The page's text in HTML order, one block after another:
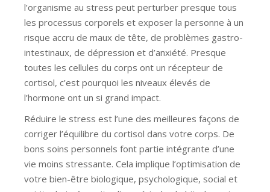
l’organisme au stress peut perturber presque tous
les processus corporels et exposer la personne à un
risque accru de maux de tête, de problèmes gastro-
intestinaux, de dépression et d’anxiété. Presque
toutes les cellules du corps ont un récepteur de
cortisol, c’est pourquoi les niveaux élevés de
l’hormone ont un si grand impact.
Réduire le stress est l’une des meilleures façons de
corriger l’équilibre du cortisol dans votre corps. De
bons soins personnels font partie intégrante d’une
vie moins stressante. Cela implique l’optimisation de
votre bien-être biologique, psychologique, social et